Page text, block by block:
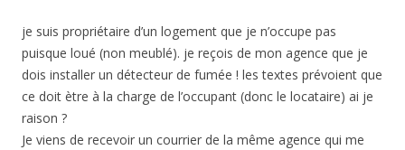
je suis propriétaire d’un logement que je n’occupe pas
puisque loué (non meublé). je reçois de mon agence que je
dois installer un détecteur de fumée ! les textes prévoient que
ce doit ètre à la charge de l’occupant (donc le locataire) ai je
raison ?
Je viens de recevoir un courrier de la même agence qui me